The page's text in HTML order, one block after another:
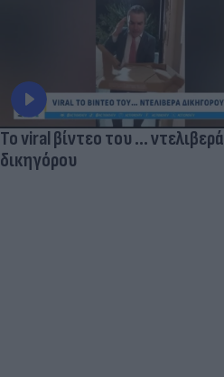
Το viral βίντεο του ... ντελιβερά
δικηγόρου